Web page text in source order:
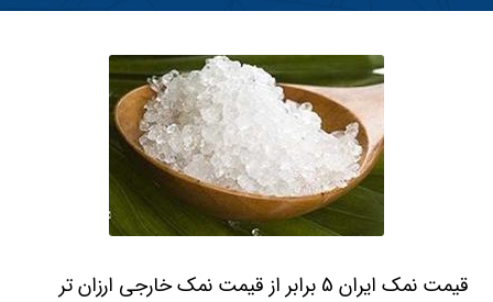
قیمت نمک ایران 5 برابر از قیمت نمک خارجی ارزان تر